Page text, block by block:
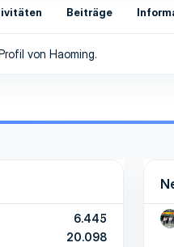
Beiträge
von Haoming.
6.445
20.098